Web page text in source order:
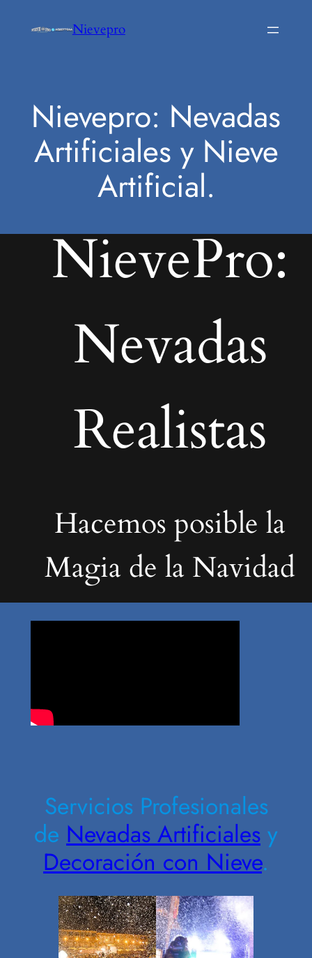
Nievepro
Nievepro: Nevadas
Artificiales y Nieve
Artificial.
NievePro:
Nevadas
Realistas
Hacemos posible la
Magia de la Navidad
Servicios Profesionales
de Nevadas Artificiales y
Decoración con Nieve.